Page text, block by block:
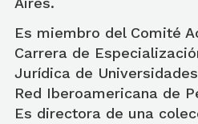
Es miembro del Comité
Carrera de
Jurídica de
Red Iberoamericana de
Es directora de una